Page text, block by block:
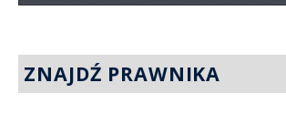
ZNAJDŹ PRAWNIKA